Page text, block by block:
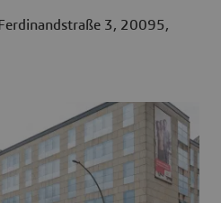
3, 20095,